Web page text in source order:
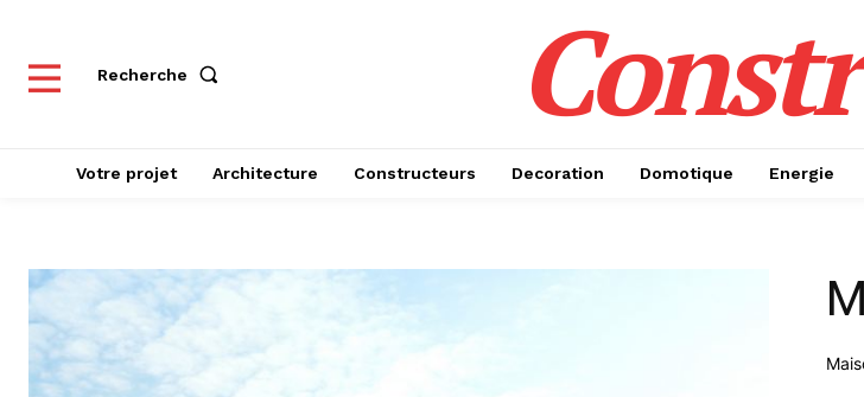
Recherche
Votre projet Architecture Constructeurs Decoration Domotique Energie